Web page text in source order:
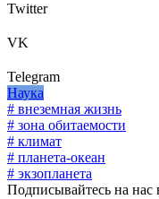
Twitter
VK
Telegram
Наука
# внеземная жизнь
# зона обитаемости
# климат
# планета-океан
# экзопланета
Подписывайтесь на